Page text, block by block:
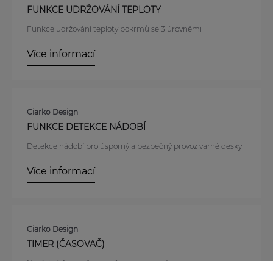
FUNKCE UDRŽOVÁNÍ TEPLOTY
Funkce udržování teploty pokrmů se 3 úrovněmi
Více informací
Ciarko Design
FUNKCE DETEKCE NÁDOBÍ
Detekce nádobí pro úsporný a bezpečný provoz varné desky
Více informací
Ciarko Design
TIMER (ČASOVAČ)